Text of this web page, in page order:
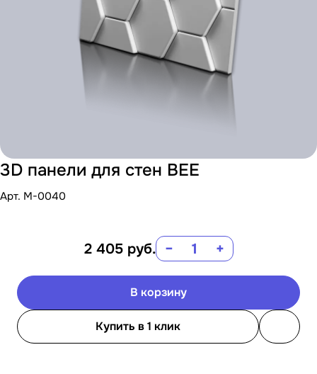
3D панели для стен BEE
Арт. M-0040
2 405 руб. − +
В корзину
Купить в 1 клик